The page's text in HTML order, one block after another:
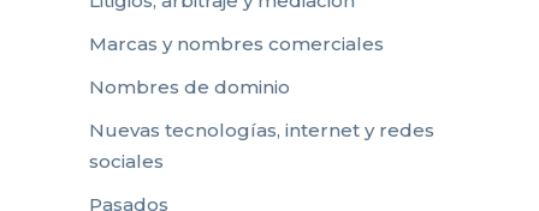
Marcas y nombres comerciales
Nombres de dominio
Nuevas tecnologías, internet y redes
sociales
Pasados